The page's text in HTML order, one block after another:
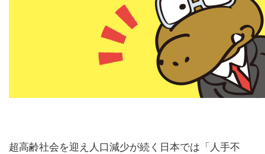
超高齢社会を迎え人口減少が続く日本では「人手不